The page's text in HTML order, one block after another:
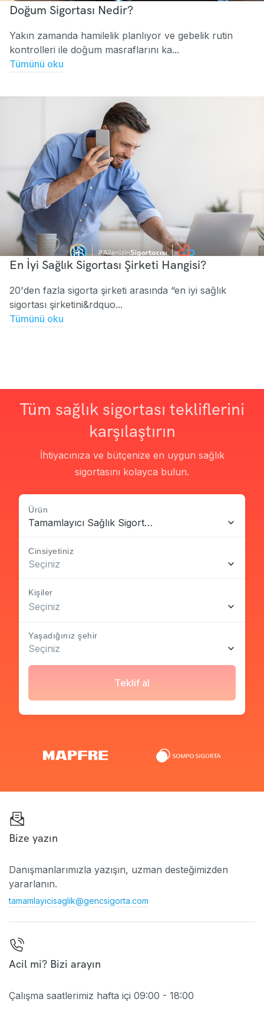
Doğum Sigortası Nedir?
Yakın zamanda hamilelik planlıyor ve gebelik rutin
kontrolleri ile doğum masraflarını ka...
Tümünü oku
En İyi Sağlık Sigortası Şirketi Hangisi?
20'den fazla sigorta şirketi arasında “en iyi sağlık
sigortası şirketini&rdquo...
Tümünü oku
Tüm sağlık sigortası tekliflerini
karşılaştırın
İhtiyacınıza ve bütçenize en uygun sağlık
sigortasını kolayca bulun.
Ürün
Tamamlayıcı Sağlık Sigortası
Cinsiyetiniz
Seçiniz
Kişiler
Seçiniz
Yaşadığınız şehir
Seçiniz
Teklif al
Bize yazın
Danışmanlarımızla yazışın, uzman desteğimizden
yararlanın.
tamamlayicisaglik@gencsigorta.com
Acil mi? Bizi arayın
Çalışma saatlerimiz hafta içi 09:00 - 18:00